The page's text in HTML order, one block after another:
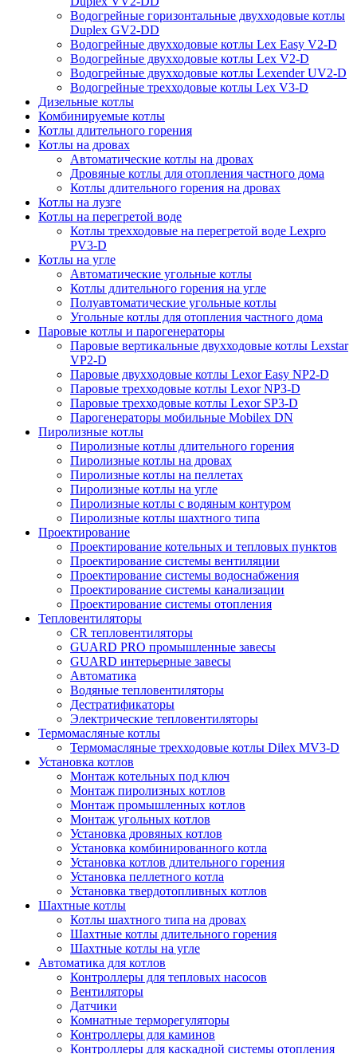
Водогрейные горизонтальные двухходовые котлы
Duplex GV2-DD
Водогрейные двухходовые котлы Lex Easy V2-D
Водогрейные двухходовые котлы Lex V2-D
Водогрейные двухходовые котлы Lexender UV2-D
Водогрейные трехходовые котлы Lex V3-D
Дизельные котлы
Комбинируемые котлы
Котлы длительного горения
Котлы на дровах
Автоматические котлы на дровах
Дровяные котлы для отопления частного дома
Котлы длительного горения на дровах
Котлы на лузге
Котлы на перегретой воде
Котлы трехходовые на перегретой воде Lexpro
PV3-D
Котлы на угле
Автоматические угольные котлы
Котлы длительного горения на угле
Полуавтоматические угольные котлы
Угольные котлы для отопления частного дома
Паровые котлы и парогенераторы
Паровые вертикальные двухходовые котлы Lexstar
VP2-D
Паровые двухходовые котлы Lexor Easy NP2-D
Паровые трехходовые котлы Lexor NP3-D
Паровые трехходовые котлы Lexor SP3-D
Парогенераторы мобильные Mobilex DN
Пиролизные котлы
Пиролизные котлы длительного горения
Пиролизные котлы на дровах
Пиролизные котлы на пеллетах
Пиролизные котлы на угле
Пиролизные котлы с водяным контуром
Пиролизные котлы шахтного типа
Проектирование
Проектирование котельных и тепловых пунктов
Проектирование системы вентиляции
Проектирование системы водоснабжения
Проектирование системы канализации
Проектирование системы отопления
Тепловентиляторы
CR тепловентиляторы
GUARD PRO промышленные завесы
GUARD интерьерные завесы
Автоматика
Водяные тепловентиляторы
Дестратификаторы
Электрические тепловентиляторы
Термомасляные котлы
Термомасляные трехходовые котлы Dilex MV3-D
Установка котлов
Монтаж котельных под ключ
Монтаж пиролизных котлов
Монтаж промышленных котлов
Монтаж угольных котлов
Установка дровяных котлов
Установка комбинированного котла
Установка котлов длительного горения
Установка пеллетного котла
Установка твердотопливных котлов
Шахтные котлы
Котлы шахтного типа на дровах
Шахтные котлы длительного горения
Шахтные котлы на угле
Автоматика для котлов
Контроллеры для тепловых насосов
Вентиляторы
Датчики
Комнатные терморегуляторы
Контроллеры для каминов
Контроллеры для каскадной системы отопления